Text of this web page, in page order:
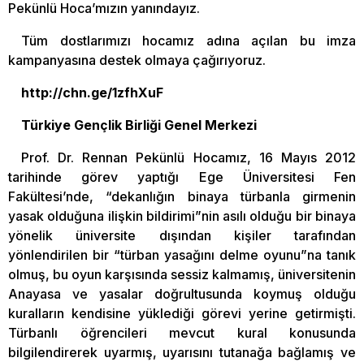
Pekünlü Hoca’mızın yanındayız.
Tüm dostlarımızı hocamız adına açılan bu imza
kampanyasına destek olmaya çağırıyoruz.
http://chn.ge/1zfhXuF
Türkiye Gençlik Birliği Genel Merkezi
Prof. Dr. Rennan Pekünlü Hocamız, 16 Mayıs 2012
tarihinde görev yaptığı Ege Üniversitesi Fen
Fakültesi’nde, “dekanlığın binaya türbanla girmenin
yasak olduğuna ilişkin bildirimi”nin asılı olduğu bir binaya
yönelik üniversite dışından kişiler tarafından
yönlendirilen bir “türban yasağını delme oyunu”na tanık
olmuş, bu oyun karşısında sessiz kalmamış, üniversitenin
Anayasa ve yasalar doğrultusunda koymuş olduğu
kuralların kendisine yüklediği görevi yerine getirmişti.
Türbanlı öğrencileri mevcut kural konusunda
bilgilendirerek uyarmış, uyarısını tutanağa bağlamış ve